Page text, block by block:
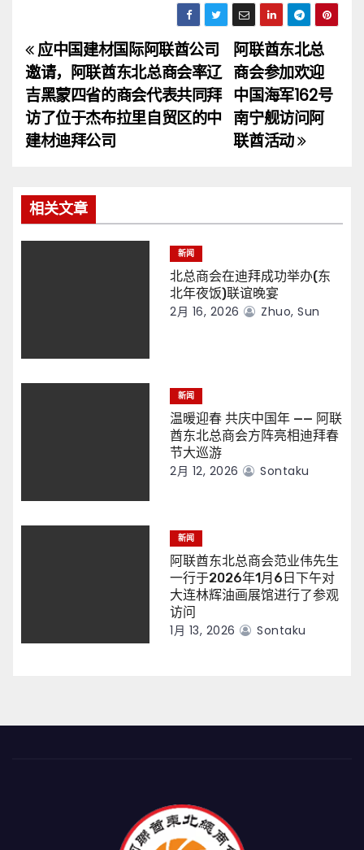
文
章
导
阿联酋东北总
商会参加欢迎
中国海军162号
南宁舰访问阿
联酋活动
应中国建材国际阿联酋公司
邀请，阿联酋东北总商会率辽
吉黑蒙四省的商会代表共同拜
访了位于杰布拉里自贸区的中
建材迪拜公司
相关文章
新闻
北总商会在迪拜成功举办(东
北年夜饭)联谊晚宴
2月 16, 2026 Zhuo, Sun
新闻
温暖迎春 共庆中国年 —— 阿联
酋东北总商会方阵亮相迪拜春
节大巡游
2月 12, 2026 Sontaku
新闻
阿联酋东北总商会范业伟先生
一行于2026年1月6日下午对
大连林辉油画展馆进行了参观
访问
1月 13, 2026 Sontaku